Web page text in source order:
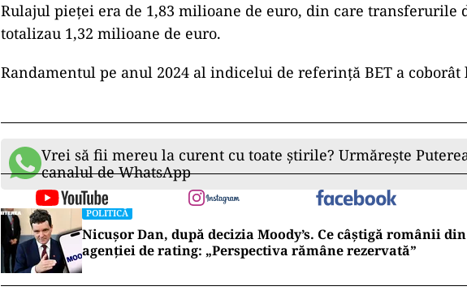
Rulajul pieţei era de 1,83 milioane de euro, din care transferurile
totalizau 1,32 milioane de euro.
Randamentul pe anul 2024 al indicelui de referinţă BET a coborât
Vrei să fii mereu la curent cu toate știrile? Urmărește
canalul de WhatsApp
POLITICĂ
Nicușor Dan, după decizia Moody’s. Ce câștigă românii
agenției de rating: „Perspectiva rămâne rezervată”